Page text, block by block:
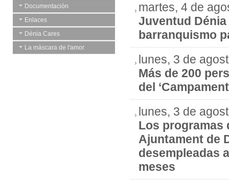
Documentación
Enlaces
Dénia Cares
La màscara de l'amor
martes, 4 de
Juventud
barranquismo
lunes, 3 de
Más de 200
del
lunes, 3 de
Los programas
Ajuntament de
desempleadas
meses